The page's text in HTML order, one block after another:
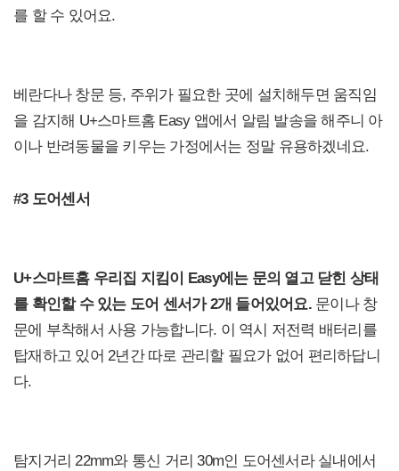
를 할 수 있어요.
베란다나 창문 등, 주위가 필요한 곳에 설치해두면 움직임
을 감지해 U+스마트홈 Easy 앱에서 알림 발송을 해주니 아
이나 반려동물을 키우는 가정에서는 정말 유용하겠네요.
#3 도어센서
U+스마트홈 우리집 지킴이 Easy에는 문의 열고 닫힌 상태
를 확인할 수 있는 도어 센서가 2개 들어있어요.문이나 창
문에 부착해서 사용 가능합니다. 이 역시 저전력 배터리를
탑재하고 있어 2년간 따로 관리할 필요가 없어 편리하답니
다.
탐지거리 22mm와 통신 거리 30m인 도어센서라 실내에서